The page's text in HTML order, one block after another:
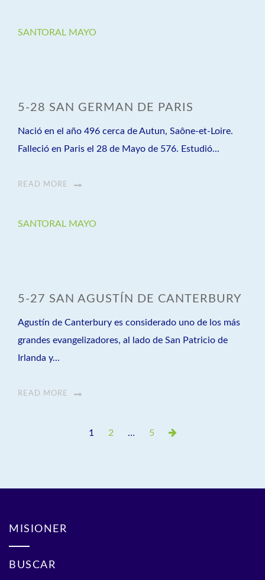
SANTORAL MAYO
5-28 SAN GERMAN DE PARIS
Nació en el año 496 cerca de Autun, Saône-et-Loire.
Falleció en Paris el 28 de Mayo de 576. Estudió...
READ MORE
SANTORAL MAYO
5-27 SAN AGUSTÍN DE CANTERBURY
Agustín de Canterbury es considerado uno de los más
grandes evangelizadores, al lado de San Patricio de
Irlanda y...
READ MORE
PaginaciónPage
1 Page
2 … Page
5
Next
MISIONER
BUSCAR